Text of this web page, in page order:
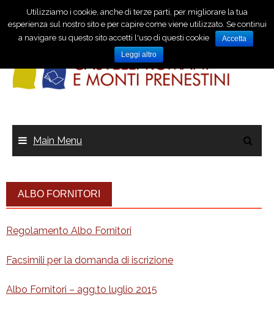
Main Menu
ALBO FORNITORI
Regolamento Albo Fornitori
Facsimili per la domanda di iscrizione
Albo Fornitori – agg.to luglio 2015
Utilizziamo i cookie, anche di terze parti, per migliorare la tua
esperienza sul nostro sito e per capire come viene utilizzato. Se continui
a navigare su questo sito accetti l'uso di questi cookie
Accetta
Leggi altro